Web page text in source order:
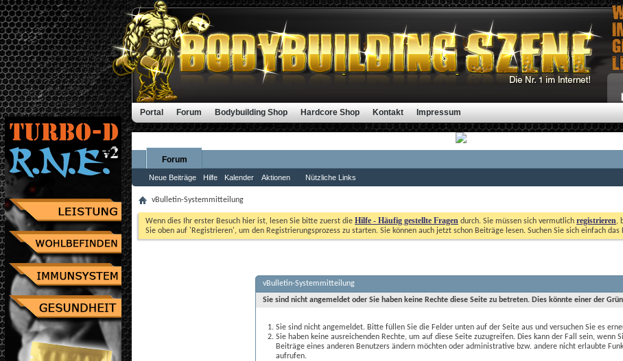
Portal Forum Bodybuilding Shop Hardcore Shop Kontakt Impressum
Forum
Neue Beiträge Hilfe Kalender Aktionen Nützliche Links
vBulletin-Systemmitteilung
Wenn dies Ihr erster Besuch hier ist, lesen Sie bitte zuerst die Hilfe - Häufig gestellte Fragen durch. Sie müssen sich vermutlich registrieren,
Sie oben auf 'Registrieren', um den Registrierungsprozess zu starten. Sie können auch jetzt schon Beiträge lesen. Suchen Sie sich einfach
vBulletin-Systemmitteilung
Sie sind nicht angemeldet oder Sie haben keine Rechte diese Seite zu betreten. Dies könnte einer der
Sie sind nicht angemeldet. Bitte füllen Sie die Felder unten auf der Seite aus und versuchen Sie es
Sie haben keine ausreichenden Rechte, um auf diese Seite zuzugreifen. Dies kann der Fall sein, wenn
Beiträge eines anderen Benutzers ändern möchten oder administrative bzw. andere nicht erlaubte
aufrufen.